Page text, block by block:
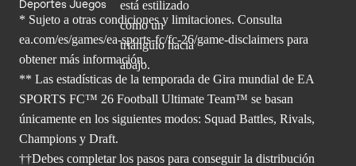
Deportes Juegos
* Sujeto a otras condiciones y limitaciones. Consulta
ea.com/es/games/ea-sports-fc/fc-26/game-disclaimers para
obtenermás información.
** Las estadísticas de la temporada de Gira mundial de EA
SPORTS FC™ 26 Football Ultimate Team™ se basan
únicamente en los siguientes modos: Squad Battles, Rivals,
Champions y Draft.
††Debes completar los pasos para conseguir la distribución